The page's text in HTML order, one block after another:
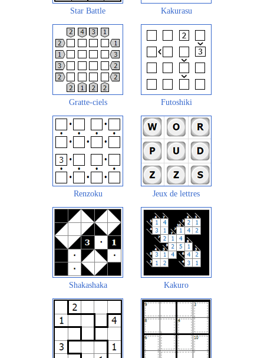
Star Battle Kakurasu
Gratte-ciels Futoshiki
Renzoku Jeux de lettres
Shakashaka Kakuro